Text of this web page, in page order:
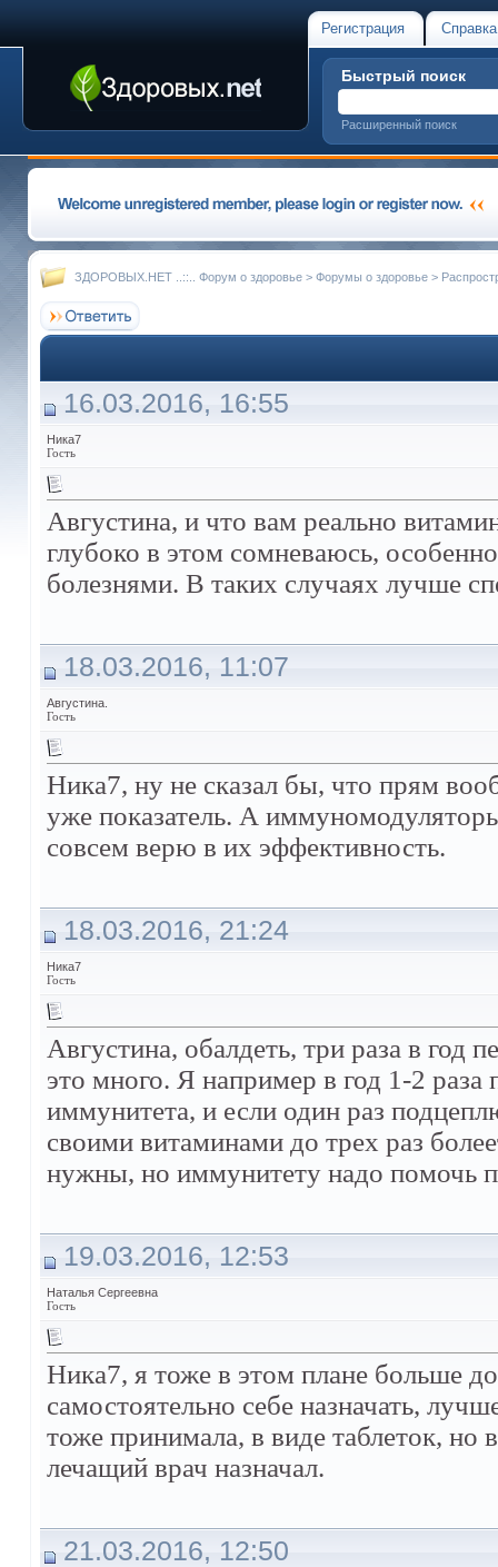
Регистрация Справка
Быстрый поиск
Расширенный поиск
ЗДОРОВЫХ.НЕТ ..::.. Форум о здоровье > Форумы о здоровье >
16.03.2016, 16:55
Ника7
Гость
Августина, и что вам реально
глубоко в этом сомневаюсь,
болезнями. В таких случаях лучше
18.03.2016, 11:07
Августина.
Гость
Ника7, ну не сказал бы, что прям
уже показатель. А
совсем верю в их эффективность.
18.03.2016, 21:24
Ника7
Гость
Августина, обалдеть, три раза в год
это много. Я например в год 1-2
иммунитета, и если один раз
своими витаминами до трех раз
нужны, но иммунитету надо помочь
19.03.2016, 12:53
Наталья Сергеевна
Гость
Ника7, я тоже в этом плане больше
самостоятельно себе назначать,
тоже принимала, в виде таблеток,
лечащий врач назначал.
21.03.2016, 12:50